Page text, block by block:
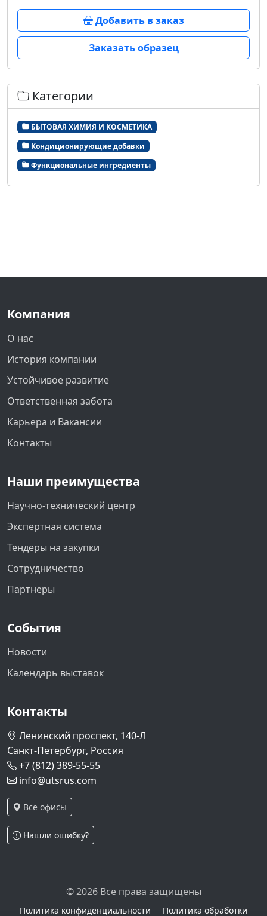
Добавить в заказ
Заказать образец
Категории
БЫТОВАЯ ХИМИЯ И КОСМЕТИКА
Кондиционирующие добавки
Функциональные ингредиенты
Компания
О нас
История компании
Устойчивое развитие
Ответственная забота
Карьера и Вакансии
Контакты
Наши преимущества
Научно-технический центр
Экспертная система
Тендеры на закупки
Сотрудничество
Партнеры
События
Новости
Календарь выставок
Контакты
Ленинский проспект, 140-Л
Санкт-Петербург, Россия
+7 (812) 389-55-55
info@utsrus.com
Все офисы
Нашли ошибку?
© 2026 Все права защищены
Политика конфиденциальности Политика обработки